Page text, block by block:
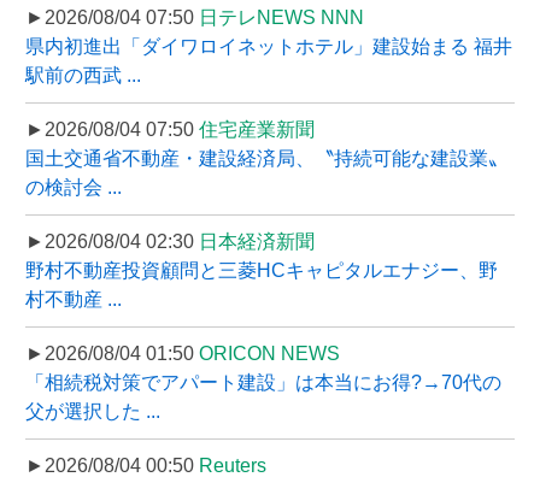
►2026/08/04 07:50 日テレNEWS NNN
県内初進出「ダイワロイネットホテル」建設始まる 福井
駅前の西武 ...
►2026/08/04 07:50 住宅産業新聞
国土交通省不動産・建設経済局、〝持続可能な建設業〟
の検討会 ...
►2026/08/04 02:30 日本経済新聞
野村不動産投資顧問と三菱HCキャピタルエナジー、野
村不動産 ...
►2026/08/04 01:50 ORICON NEWS
「相続税対策でアパート建設」は本当にお得?→70代の
父が選択した ...
►2026/08/04 00:50 Reuters